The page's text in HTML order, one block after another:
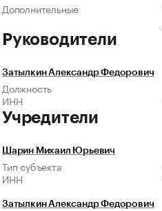
Дополнительные
Руководители
Затылкин Александр Федорович
Должность
ИНН
Учредители
Шарин Михаил Юрьевич
Тип субъекта
ИНН
Затылкин Александр Федорович